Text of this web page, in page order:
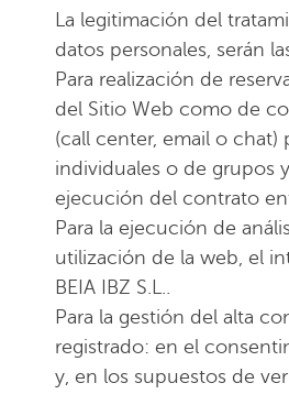
La legitimación del
datos personales, serán
Para realización de
del Sitio Web como de
(call center, email o chat)
individuales o de grupos
ejecución del contrato
Para la ejecución de
utilización de la web, el
BEIA IBZ S.L..
Para la gestión del alta
registrado: en el
y, en los supuestos de